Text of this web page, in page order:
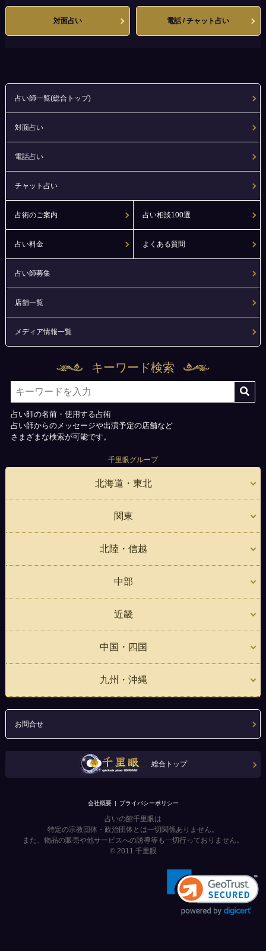
対面占い 電話 / チャット占い
占い師一覧(総合トップ)
対面占い
電話占い
チャット占い
占術のご案内 占い相談100選
占い料金 よくある質問
占い師募集
店舗一覧
メディア情報一覧
キーワード検索
占い師の名前・使用する占術
占い師からのメッセージや出演予定の店舗など
さまざまな検索が可能です。
千里眼グループ
北海道・東北
関東
北陸・信越
中部
近畿
中国・四国
九州・沖縄
お問合せ
総合トップ
会社概要 プライバシーポリシー
占いの館千里眼は
特定の宗教団体・政治団体とは一切関係ありません。
また、物品の販売や他サービスへの誘導等も一切行っておりません。
© 2011 千里眼